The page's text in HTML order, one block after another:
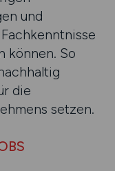
und
können. So
die
setzen.